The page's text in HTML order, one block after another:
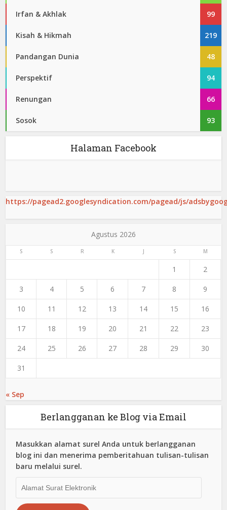
Irfan & Akhlak 99
Kisah & Hikmah 219
Pandangan Dunia 48
Perspektif 94
Renungan 66
Sosok 93
Halaman Facebook
https://pagead2.googlesyndication.com/pagead/js/
Agustus 2026
S S R K J S M
1 2
3 4 5 6 7 8 9
10 11 12 13 14 15 16
17 18 19 20 21 22 23
24 25 26 27 28 29 30
31
« Sep
Berlangganan ke Blog via Email
Masukkan alamat surel Anda untuk berlangganan
blog ini dan menerima pemberitahuan tulisan-tulisan
baru melalui surel.
Surat
Elektronik